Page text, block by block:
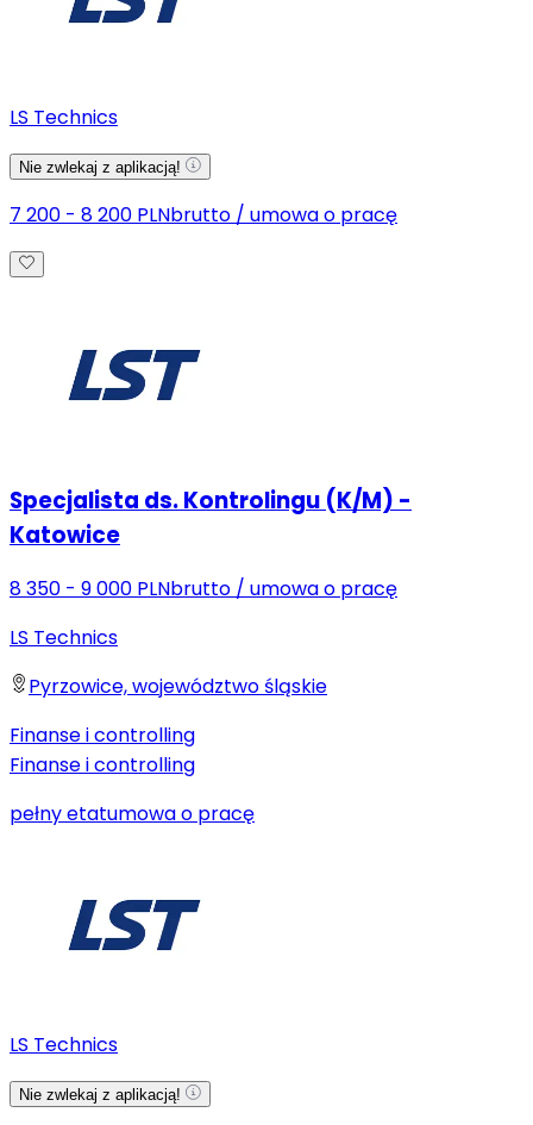
LS Technics
Nie zwlekaj z aplikacją!
7 200 - 8 200 PLNbrutto / umowa o pracę
Specjalista ds. Kontrolingu (K/M) -
Katowice
8 350 - 9 000 PLNbrutto / umowa o pracę
LS Technics
Pyrzowice, województwo śląskie
Finanse i controlling
Finanse i controlling
pełny etatumowa o pracę
LS Technics
Nie zwlekaj z aplikacją!